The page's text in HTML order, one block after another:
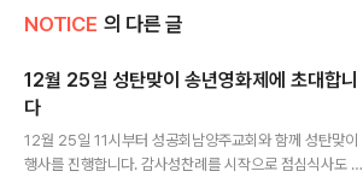
NOTICE 의 다른 글
12월 25일 성탄맞이 송년영화제에 초대합니
다
12월 25일 11시부터 성공회남양주교회와 함께 성탄맞이
행사를 진행합니다. 감사성찬례를 시작으로 점심식사도 나